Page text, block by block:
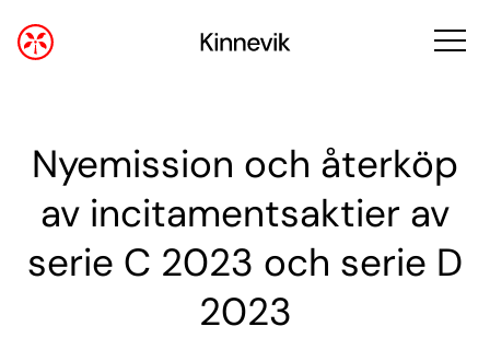
Nyemission och återköp
av incitamentsaktier av
serie C 2023 och serie D
2023